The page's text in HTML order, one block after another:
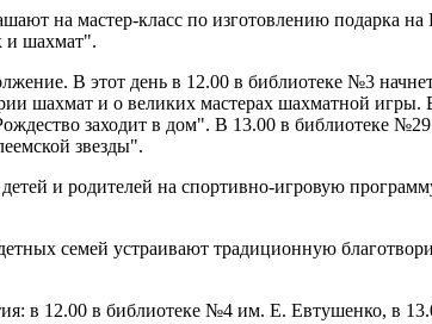
на мастер-класс по изготовлению подарка
и шахмат".
В этот день в 12.00 в библиотеке №3
шахмат и о великих мастерах шахматной
заходит в дом". В 13.00 в библиотеке
звезды".
и родителей на спортивно-игровую
семей устраивают традиционную
в 12.00 в библиотеке №4 им. Е. Евтушенко, в